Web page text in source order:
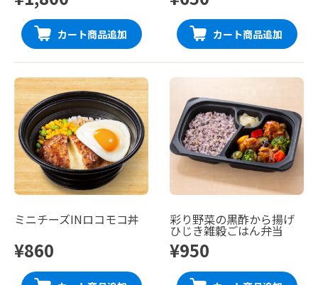
カート商品追加 カート商品追加
ミニチーズINロコモコ丼
¥860
彩り野菜の黒酢から揚げ
ひじき雑穀ごはん弁当
¥950